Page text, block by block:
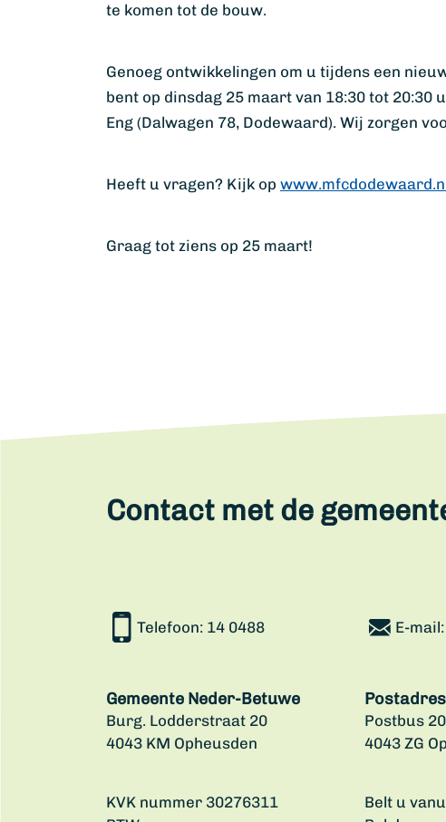
te komen tot de bouw.
Genoeg ontwikkelingen om u tijdens een
bent op dinsdag 25 maart van 18:30 tot
Eng (Dalwagen 78, Dodewaard). Wij zorgen
Heeft u vragen? Kijk op
Graag tot ziens op 25 maart!
Contact met de
Telefoon: 14 0488 E-mail:
Gemeente Neder-Betuwe
Burg. Lodderstraat 20
4043 KM Opheusden
KVK nummer 30276311
Postadres
Postbus 20
4043 ZG
Belt u